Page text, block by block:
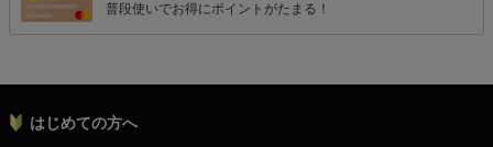
普段使いでお得にポイントがたまる！
はじめての方へ